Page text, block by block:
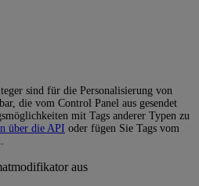
sind für die Personalisierung von
die vom Control Panel aus gesendet
mit Tags anderer Typen zu
über die API oder fügen Sie Tags vom
aus